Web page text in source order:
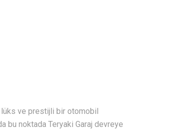
lüks ve prestijli bir otomobil
bu noktada Teryaki Garaj devreye